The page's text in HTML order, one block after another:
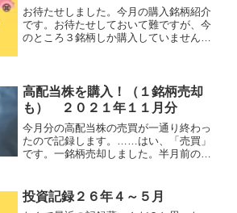
お待たせしました。今月の購入銘柄紹介
です。お待たせしておいて難ですが、今
のところ３銘柄しか購入していません。
で困っていました元本維持...
高配当株を購入！（１銘柄売却
も） ２０２１年１１月分
今月分の高配当株の売買が一通り終わっ
たので記録します。……はい、「売買」
です。一銘柄売却しました。半月前の記
ったんです。でも、前から少し気になっ
ていた流動性の関係で、三...
投資記録２６年４～５月